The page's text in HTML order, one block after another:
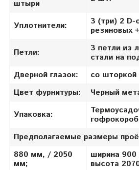
штыри
Уплотнители:
3 (три) 2 D-
резиновых
Петли:
3 петли из
стали на
Дверной глазок:
со шторкой
Цвет фурнитуры:
Черный
Упаковка:
гофрокороб
Предполагаемые размеры
880 мм, / 2050
мм;
ширина
высота